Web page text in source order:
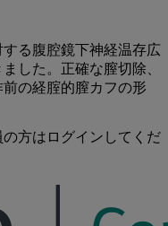
る腹腔鏡下神経温存広
した。正確な膣切除、
の経腟的膣カフの形
方はログインしてくだ